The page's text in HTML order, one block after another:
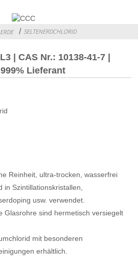
SELTENERDCHLORID
| CAS Nr.: 10138-41-7 |
Lieferant
Reinheit, ultra-trocken, wasserfrei
in Szintillationskristallen,
usw. verwendet.
Glasrohre sind hermetisch versiegelt
mit besonderen
erhältlich.